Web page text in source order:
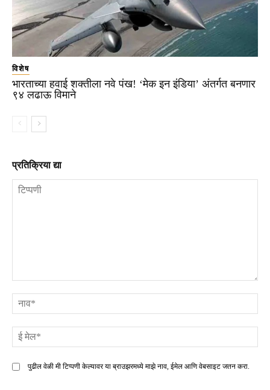
विशेष
भारताच्या हवाई शक्तीला नवे पंख! ‘मेक इन इंडिया’ अंतर्गत बनणार
९४ लढाऊ विमाने
प्रतिक्रिया द्या
पुढील वेळी मी टिप्पणी केल्यावर या ब्राउझरमध्ये माझे नाव, ईमेल आणि वेबसाइट जतन करा.